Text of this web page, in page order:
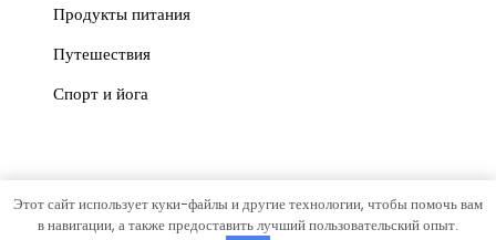
Продукты питания
Путешествия
Спорт и йога
Copyright © 2026Красота и польза Тема News Store от
Этот сайт использует куки-файлы и другие технологии, чтобы помочь вам
в навигации, а также предоставить лучший пользовательский опыт.